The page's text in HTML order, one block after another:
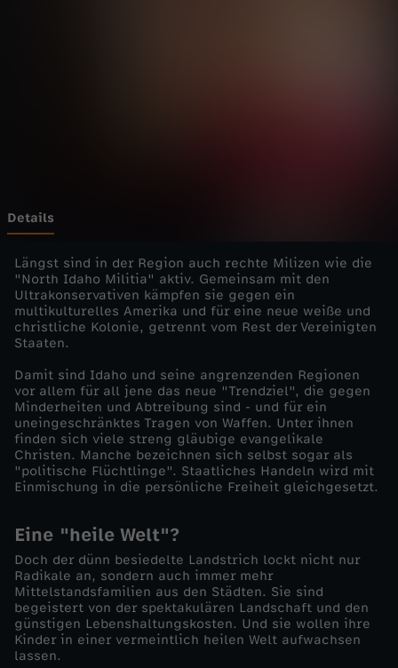
a
h
o
–
C
o
w
b
o
y
s
Details
Längst sind in der Region auch rechte Milizen wie die
"North Idaho Militia" aktiv. Gemeinsam mit den
Ultrakonservativen kämpfen sie gegen ein
multikulturelles Amerika und für eine neue weiße und
christliche Kolonie, getrennt vom Rest der Vereinigten
Staaten.
Damit sind Idaho und seine angrenzenden Regionen
vor allem für all jene das neue "Trendziel", die gegen
Minderheiten und Abtreibung sind - und für ein
uneingeschränktes Tragen von Waffen. Unter ihnen
finden sich viele streng gläubige evangelikale
Christen. Manche bezeichnen sich selbst sogar als
"politische Flüchtlinge". Staatliches Handeln wird mit
Einmischung in die persönliche Freiheit gleichgesetzt.
Eine "heile Welt"?
Doch der dünn besiedelte Landstrich lockt nicht nur
Radikale an, sondern auch immer mehr
Mittelstandsfamilien aus den Städten. Sie sind
begeistert von der spektakulären Landschaft und den
günstigen Lebenshaltungskosten. Und sie wollen ihre
Kinder in einer vermeintlich heilen Welt aufwachsen
lassen.